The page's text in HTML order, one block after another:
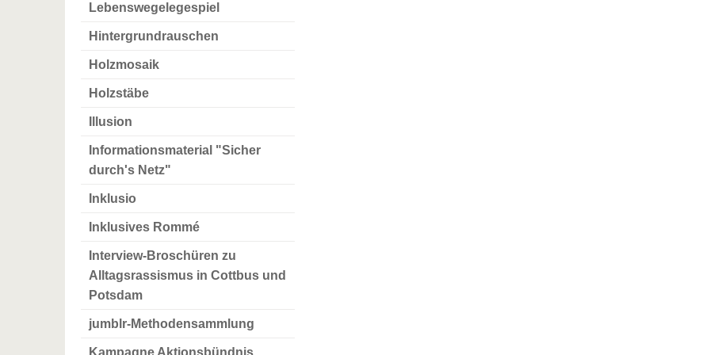
Lebenswegelegespiel
Hintergrundrauschen
Holzmosaik
Holzstäbe
Illusion
Informationsmaterial "Sicher
durch's Netz"
Inklusio
Inklusives Rommé
Interview-Broschüren zu
Alltagsrassismus in Cottbus und
Potsdam
jumblr-Methodensammlung